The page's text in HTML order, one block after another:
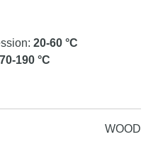
: 20-60 °C
190 °C
WOOD